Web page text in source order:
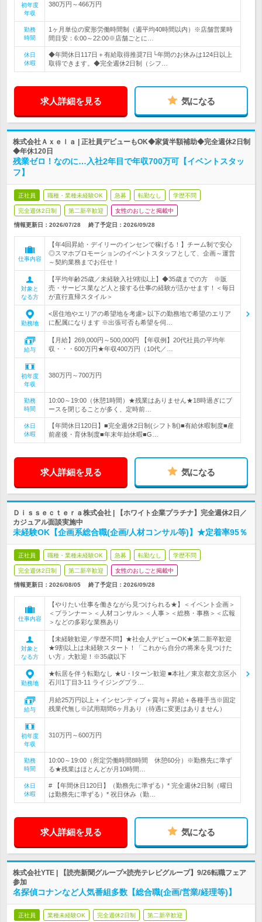
初年度
年収
380万円～466万円
勤務
時間
1ヶ月単位の変形労働時間制（週平均40時間以内）※店舗営業時
間目安：6:00～22:00※店舗ごとに…
休日
休暇
◆年間休日117日＋有給取得推奨7日└年間のお休みは124日以上
取得できます。◆完全週休2日制（シフ…
求人詳細を見る 気になる
株式会社Ａｘｅｌａ | 正社員デビューもOK◆家賃半額補助◆完全週休2日制
◆年休120日
残業ゼロ！なのに…入社2年目で年収700万可【イベントスタッ
フ】
正社員 職種・業種未経験OK 急募 転勤なし 学歴不問
完全週休2日制 第二新卒歓迎 女性のおしごと掲載中
情報更新日：2026/07/28 終了予定日： 2026/09/28
仕事内容
【年4回昇給・デイリーのインセンで稼げる！】チーム制で安心
◎スマホプロモーションのイベントスタッフとして、企画～運営
～契約業務までお任せ！
対象と
なる方
【平均年齢25歳／未経験入社9割以上】◆35歳までの方 ※販
売・サービス業など人と接する仕事の経験が活かせます！＜毎日
が直行直帰スタイル＞
勤務地
<居住地やエリアの希望地を考慮> 以下の勤務地で希望のエリア
に配属になります ※出張可否も希望を伺…
給与
【月給】269,000円～500,000円 【年収例】20代社員の平均年
収・・・600万円★年収400万円（10代／…
初年度
年収
380万円～700万円
勤務
時間
10:00～19:00（休憩1時間）★残業はありません★18時過ぎにブ
ースを閉じることが多く、定時前…
休日
休暇
【年間休日120日】■完全週休2日制(シフト制)■有給休暇制度■産
前産後・育休制度■年末年始休暇■G…
求人詳細を見る 気になる
Ｄｉｓｓｅｃｔｅｒａ株式会社 | 【ホワイト企業プラチナ】完全週休2日／
カジュアル面談実施中
未経験OK【企画系総合職(企画/人材コンサル等)】★定着率95％
正社員 職種・業種未経験OK 急募 転勤なし 学歴不問
完全週休2日制 第二新卒歓迎 女性のおしごと掲載中
情報更新日：2026/08/05 終了予定日： 2026/09/28
仕事内容
【やりたい仕事を働きながら見つけられる★】＜イベント企画＞
＜プランナー＞＜人材コンサル＞＜人事＞＜総務・事務＞＜広報
＞などの多彩な業務あり
対象と
なる方
【未経験歓迎／学歴不問】★社会人デビューOK★第二新卒歓迎
★9割以上は未経験スタート！「これから自分の将来を見つけた
い方」大歓迎！※35歳以下
勤務地
★転居を伴う転勤なし ★U・Iターン歓迎 ■本社／東京都文京区小
石川1丁目3-11 ライジングプラ…
給与
月給25万円以上＋インセンティブ＋賞与＋昇給＋各種手当※固定
残業代無し※試用期間6ヶ月あり（待遇に変更はありません）
初年度
年収
310万円～600万円
勤務
時間
10:00～19:00（所定労働時間8時間 休憩60分）※勤務先に準ず
る★残業はほとんどが月10時間…
休日
休暇
# 【年間休日120日】（勤務先に準ずる）* 完全週休2日制（曜日
は勤務先に準ずる）* 祝日休み（勤…
求人詳細を見る 気になる
株式会社YTE | 【読売新聞グループ×読売テレビグループ】9/26転職フェア
参加
名探偵コナンなど人気番組多数【総合職(企画/営業/経理等)】
正社員 業種未経験OK 完全週休2日制 第二新卒歓迎